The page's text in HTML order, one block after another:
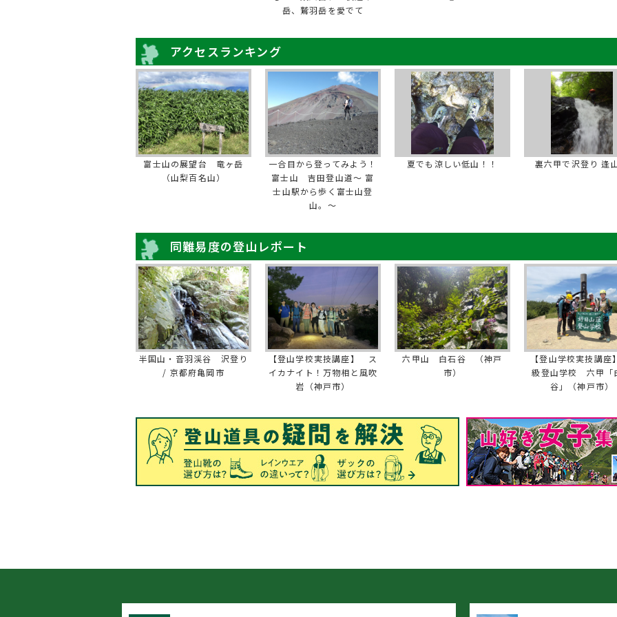
岳、鷲羽岳を愛でて
アクセスランキング
富士山の展望台 竜ヶ岳
（山梨百名山）
一合目から登ってみよう！
富士山 吉田登山道～ 富
士山駅から歩く富士山登
山。～
夏でも涼しい低山！！ 裏六甲で沢登り 逢
同難易度の登山レポート
半国山・音羽渓谷 沢登り
/ 京都府亀岡市
【登山学校実技講座】 ス
イカナイト！万物相と風吹
岩（神戸市）
六甲山 白石谷 （神戸
市）
【登山学校実技講座
級登山学校 六甲「
谷」（神戸市）